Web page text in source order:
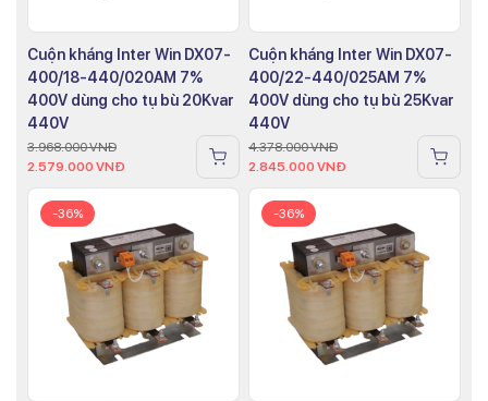
Cuộn kháng Inter Win DX07-
400/18-440/020AM 7%
400V dùng cho tụ bù 20Kvar
440V
3.968.000VNĐ
2.579.000 VNĐ
Cuộn kháng Inter Win DX07-
400/22-440/025AM 7%
400V dùng cho tụ bù 25Kvar
440V
4.378.000VNĐ
2.845.000 VNĐ
-36% -36%